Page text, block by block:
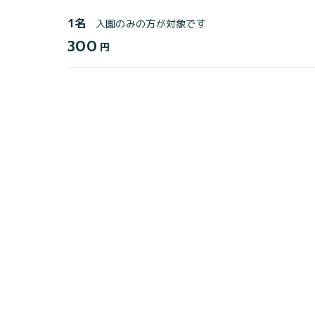
1名 入園のみの方が対象です
300 円